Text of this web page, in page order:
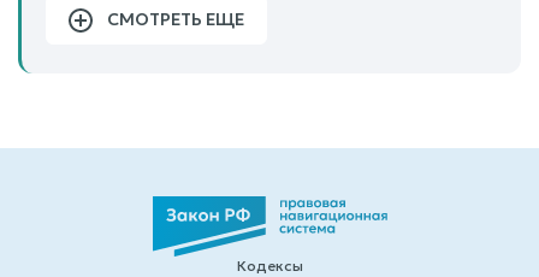
СМОТРЕТЬ ЕЩЕ
Кодексы